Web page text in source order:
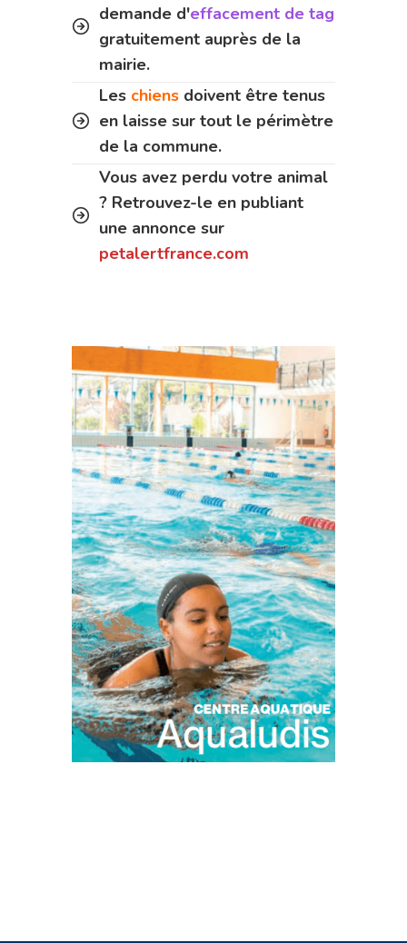
demande d'effacement de tag
gratuitement auprès de la
mairie.
Les chiens doivent être tenus
en laisse sur tout le périmètre
de la commune.
Vous avez perdu votre animal
? Retrouvez-le en publiant
une annonce sur
petalertfrance.com